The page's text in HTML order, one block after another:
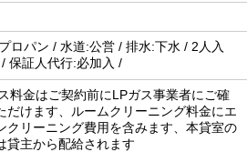
ロパン / 水道:公営 / 排水:下水 / 2人入
/ 保証人代行:必加入 /
料金はご契約前にLPガス事業者にご確
だけます、ルームクリーニング料金にエ
クリーニング費用を含みます、本貸室の
貸主から配給されます